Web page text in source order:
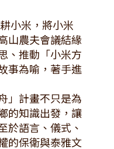
小米，將小米
山農夫會議結緣
、推動「小米方
事為喻，著手進
計畫不只是為
的知識出發，讓
於語言、儀式、
的保衛與泰雅文